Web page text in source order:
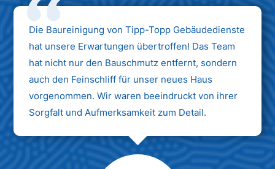
Unternehmen AG
Die Baureinigung von Tipp-Topp Gebäudedienste
hat unsere Erwartungen übertroffen! Das Team
hat nicht nur den Bauschmutz entfernt, sondern
auch den Feinschliff für unser neues Haus
vorgenommen. Wir waren beeindruckt von ihrer
Sorgfalt und Aufmerksamkeit zum Detail.